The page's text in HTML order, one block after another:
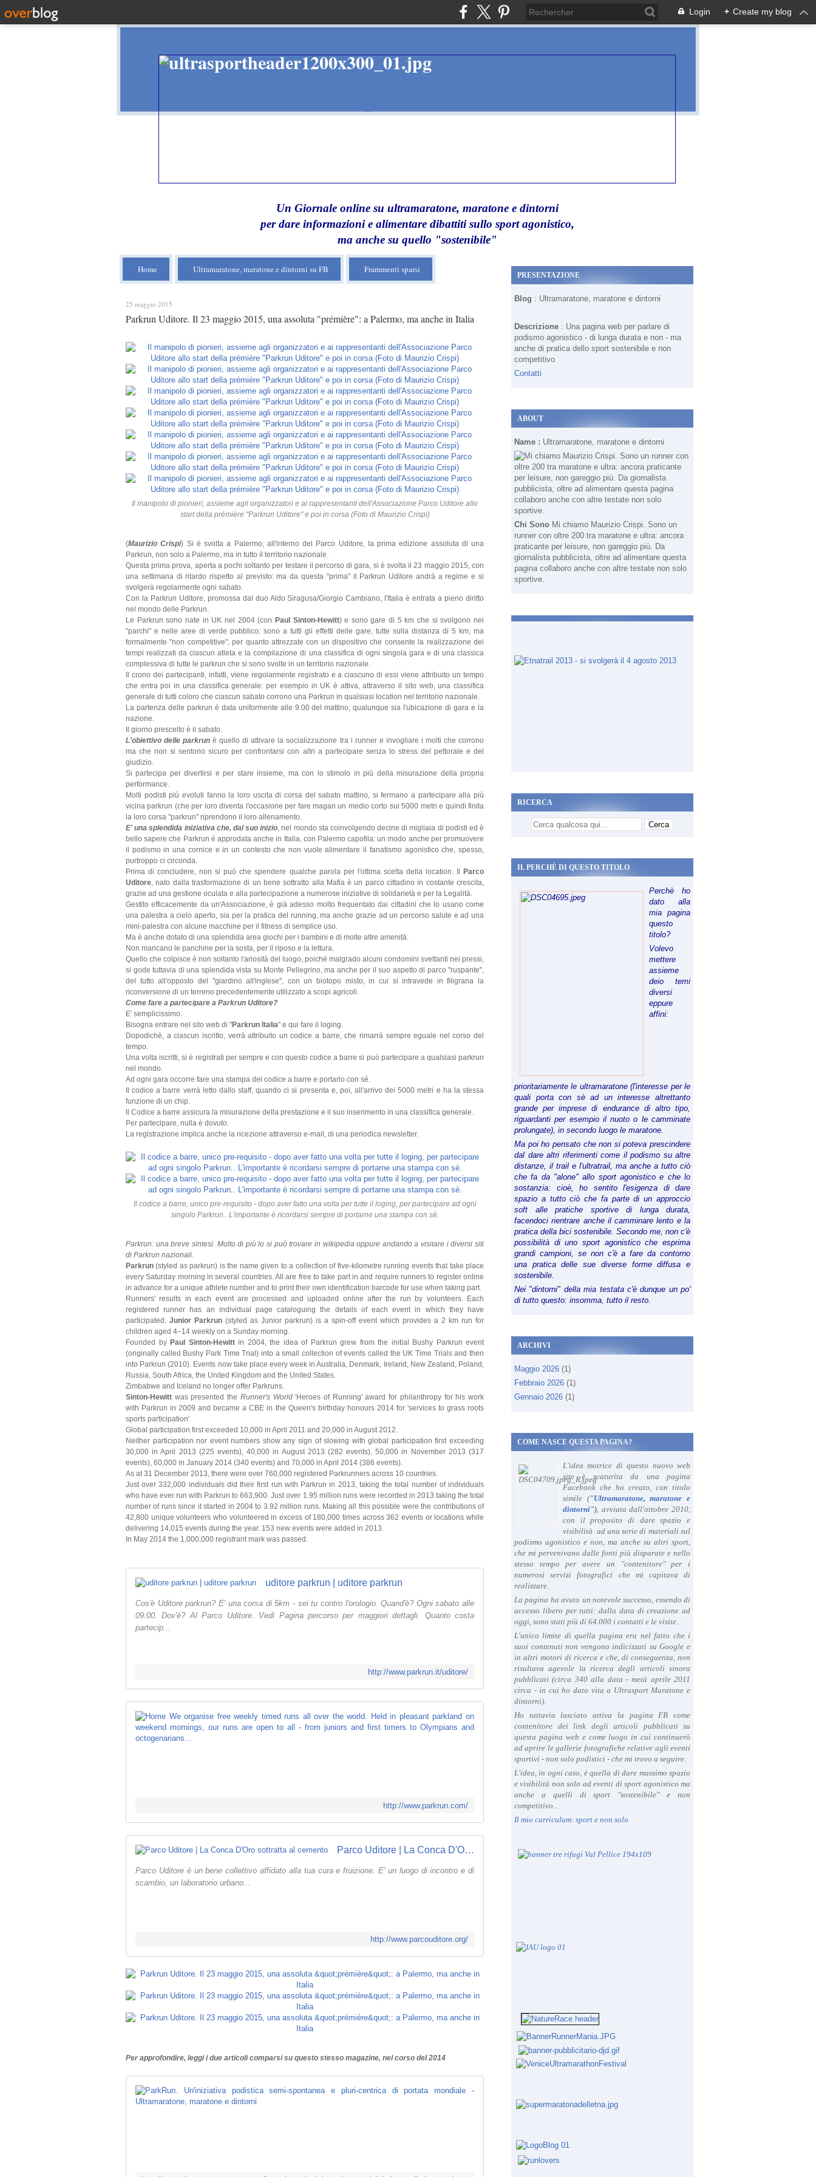
Login + Create my blog
Un Giornale online su ultramaratone, maratone e dintorni
per dare informazioni e alimentare dibattiti sullo sport agonistico,
ma anche su quello "sostenibile"
Home Ultramaratone, maratone e dintorni su FB Frammenti sparsi
25 maggio 2015
Parkrun Uditore. Il 23 maggio 2015, una assoluta "prémière": a Palermo, ma anche in Italia
Il manipolo di pionieri, assieme agli organizzatori e ai rappresentanti dell'Associazione Parco Uditore allo
start della prémière "Parkrun Uditore" e poi in corsa (Foto di Maurizio Crispi)
(Maurizio Crispi) Si è svolta a Palermo, all'interno del Parco Uditore, la prima edizione assoluta di una
Parkrun, non solo a Palermo, ma in tutto il territorio nazionale.
Questa prima prova, aperta a pochi soltanto per testare il percorso di gara, si è svolta il 23 maggio 2015, con
una settimana di ritardo rispetto al previsto: ma da questa "prima" il Parkrun Uditore andrà a regime e si
svolgerà regolarmente ogni sabato.
Con la Parkrun Uditore, promossa dal duo Aldo Siragusa/Giorgio Cambiano, l'Italia è entrata a pieno diritto
nel mondo delle Parkrun.
Le Parkrun sono nate in UK nel 2004 (con Paul Sinton-Hewitt) e sono gare di 5 km che si svolgono nei
"parchi" e nelle aree di verde pubblico: sono a tutti gli effetti delle gare, tutte sulla distanza di 5 km, ma
formalmente "non competitive", per quanto attrezzate con un dispositivo che consente la realizzazione dei
tempi realizzati da ciascun atleta e la compilazione di una classifica di ogni singola gara e di una classica
complessiva di tutte le parkrun che si sono svolte in un territorio nazionale.
Il crono dei partecipanti, infatti, viene regolarmente registrato e a ciascuno di essi viene attribuito un tempo
che entra poi in una classifica generale: per esempio in UK è attiva, attraverso il sito web, una classifica
generale di tutti coloro che ciascun sabato corrono una Parkrun in qualsiasi location nel territorio nazionale.
La partenza delle parkrun è data uniformente alle 9.00 del mattino, qualunque sia l'ubicazione di gara e la
nazione.
Il giorno prescelto è il sabato.
L'obiettivo delle parkrun è quello di attivare la socializzazione tra i runner e invogliare i molti che corrono
ma che non si sentono sicuro per confrontarsi con altri a partecipare senza lo stress del pettorale e del
giudizio.
Si partecipa per divertirsi e per stare insieme, ma con lo stimolo in più della misurazione della propria
performance.
Molti podisti più evoluti fanno la loro uscita di corsa del sabato mattino, si fermano a partecipare alla più
vicina parkrun (che per loro diventa l'occasione per fare magari un medio corto sui 5000 metri e quindi finita
la loro corsa "parkrun" riprendono il loro allenamento.
E' una splendida iniziativa che, dal suo inizio, nel mondo sta coinvolgendo decine di migliaia di podisti ed è
bello sapere che Parkrun è approdata anche in Italia, con Palermo capofila: un modo anche per promuovere
il podismo in una cornice e in un contesto che non vuole alimentare il fanatismo agonistico che, spesso,
purtroppo ci circonda.
Prima di concludere, non si può che spendere qualche parola per l'ottima scelta della location. Il
Parco
Uditore, nato dalla trasformazione di un bene sottratto alla Mafia è un parco cittadino in costante crescita,
grazie ad una gestione oculata e alla partecipazione a numerose iniziative di solidarietà e per la Legalità.
Gestito efficacemente da un'Associazione, è già adesso molto frequentato dai cittadini che lo usano come
una palestra a cielo aperto, sia per la pratica del running, ma anche grazie ad un percorso salute e ad una
mini-palestra con alcune macchine per il fitness di semplice uso.
Ma è anche dotato di una splendida area giochi per i bambini e di molte altre amenità.
Non mancano le panchine per la sosta, per il riposo e la lettura.
Quello che colpisce è non soltanto l'ariosità del luogo, poiché malgrado alcuni condomini svettanti nei pressi,
si gode tuttavia di una splendida vista su Monte Pellegrino, ma anche per il suo aspetto di parco "ruspante",
del tutto all'opposto del "giardino all'inglese", con un biotopo misto, in cui si intravede in filigrana la
riconversione di un terreno precedentemente utilizzato a scopi agricoli.
Come fare a partecipare a Parkrun Uditore?
E' semplicissimo.
Bisogna entrare nel sito web di "Parkrun Italia" e qui fare il loging.
Dopodichè, a ciascun iscritto, verrà attribuito un codice a barre, che rimarrà sempre eguale nel corso del
tempo.
Una volta iscritti, si è registrati per sempre e con questo codice a barre si può partecipare a qualsiasi parkrun
nel mondo.
Ad ogni gara occorre fare una stampa del codice a barre e portarlo con sé.
Il codice a barre verrà letto dallo staff, quando ci si presenta e, poi, all'arrivo dei 5000 metri e ha la stessa
funzione di un chip.
Il Codice a barre assicura la misurazione della prestazione e il suo inserimento in una classifica generale.
Per partecipare, nulla è dovuto.
La registrazione implica anche la ricezione attraverso e-mail, di una periodica newsletter.
Il codice a barre, unico pre-requisito - dopo aver fatto una volta per tutte il loging, per partecipare ad ogni
singolo Parkrun.. L'importante è ricordarsi sempre di portarne una stampa con sè.
Parkrun: una breve sintesi. Molto di più lo si può trovare in wikipedia oppure andando a visitare i diversi siti
di Parkrun nazionali.
Parkrun (styled as parkrun) is the name given to a collection of five-kilometre running events that take place
every Saturday morning in several countries. All are free to take part in and require runners to register online
in advance for a unique athlete number and to print their own identification barcode for use when taking part.
Runners' results in each event are processed and uploaded online after the run by volunteers. Each
registered runner has an individual page cataloguing the details of each event in which they have
participated. Junior Parkrun (styled as Junior parkrun) is a spin-off event which provides a 2 km run for
children aged 4–14 weekly on a Sunday morning.
Founded by Paul Sinton-Hewittin 2004, the idea of Parkrun grew from the initial Bushy Parkrun event
(originally called Bushy Park Time Trial) into a small collection of events called the UK Time Trials and then
into Parkrun (2010). Events now take place every week in Australia, Denmark, Ireland, New Zealand, Poland,
Russia, South Africa, the United Kingdom and the United States.
Zimbabwe and Iceland no longer offer Parkruns.
Sinton-Hewitt was presented the Runner's World'Heroes of Running' award for philanthropy for his work
with Parkrun in 2009 and became a CBE in the Queen's birthday honours 2014 for 'services to grass roots
sports participation'.
Global participation first exceeded 10,000 in April 2011 and 20,000 in August 2012.
Neither participation nor event numbers show any sign of slowing with global participation first exceeding
30,000 in April 2013 (225 events), 40,000 in August 2013 (282 events), 50,000 in November 2013 (317
events), 60,000 in January 2014 (340 events) and 70,000 in April 2014 (386 events).
As at 31 December 2013, there were over 760,000 registered Parkrunners across 10 countries.
Just over 332,000 individuals did their first run with Parkrun in 2013, taking the total number of individuals
who have ever run with Parkrun to 663,900. Just over 1.95 million runs were recorded in 2013 taking the total
number of runs since it started in 2004 to 3.92 million runs. Making all this possible were the contributions of
42,800 unique volunteers who volunteered in excess of 180,000 times across 362 events or locations while
delivering 14,015 events during the year. 153 new events were added in 2013.
In May 2014 the 1,000,000 registrant mark was passed.
uditore parkrun | uditore parkrun
Cos'è Uditore parkrun? E' una corsa di 5km - sei tu contro l'orologio. Quand'è? Ogni sabato alle
09:00. Dov'è? Al Parco Uditore. Vedi Pagina percorso per maggiori dettagli. Quanto costa
partecip...
http://www.parkrun.it/uditore/
Home We organise free weekly timed runs all over the world. Held in
i
n
v
l
http://www.parkrun.com/
Parco Uditore | La Conca D'Oro sottratta al cemento
Parco Uditore è un bene collettivo affidato alla tua cura e fruizione. E' un luogo di incontro e di
scambio, un laboratorio urbano...
http://www.parcouditore.org/
Per approfondire, leggi i due articoli comparsi su questo stesso magazine, nel corso del 2014
PRESENTAZIONE
Blog : Ultramaratone, maratone e dintorni
Descrizione : Una pagina web per parlare di
podismo agonistico - di lunga durata e non - ma
anche di pratica dello sport sostenibile e non
competitivo
Contatti
ABOUT
Name : Ultramaratone, maratone e dintorni
Chi Sono Mi chiamo Maurizio Crispi. Sono un
runner con oltre 200 tra maratone e ultra: ancora
praticante per leisure, non gareggio più. Da
giornalista pubblicista, oltre ad alimentare questa
pagina collaboro anche con altre testate non solo
sportive.
RICERCA
IL PERCHÈ DI QUESTO TITOLO
Perchè ho
dato alla
mia pagina
questo
titolo?
Volevo
mettere
assieme
deio temi
diversi
eppure
affini:
prioritariamente le ultramaratone (l'interesse per le
quali porta con sè ad un interesse altrettanto
grande per imprese di endurance di altro tipo,
riguardanti per esempio il nuoto o le camminate
prolungate), in secondo luogo le maratone.
Ma poi ho pensato che non si poteva prescindere
dal dare altri riferimenti come il podismo su altre
distanze, il trail e l'ultratrail, ma anche a tutto ciò
che fa da "alone" allo sport agonistico e che lo
sostanzia: cioè, ho sentito l'esigenza di dare
spazio a tutto ciò che fa parte di un approccio
soft alle pratiche sportive di lunga durata,
facendoci rientrare anche il camminare lento e la
pratica della bici sostenibile. Secondo me, non c'è
possibilità di uno sport agonistico che esprima
grandi campioni, se non c'è a fare da contorno
una pratica delle sue diverse forme diffusa e
sostenibile.
Nei "dintorni" della mia testata c'è dunque un po'
di tutto questo: insomma, tutto il resto.
ARCHIVI
Maggio 2026 (1)
Febbraio 2026 (1)
Gennaio 2026 (1)
COME NASCE QUESTA PAGINA?
L'idea motrice di questo nuovo web
site è scaturita da una pagina
Facebook che ho creato, con titolo
simile ("Ultramaratone, maratone e
dintorni"), avviata dall'ottobre 2010,
con il proposito di dare spazio e
visibilità ad una serie di materiali sul
podismo agonistico e non, ma anche su altri sport,
che mi pervenivano dalle fonti più disparate e nello
stesso tempo per avere un "contenitore" per i
numerosi servizi fotografici che mi capitava di
realizzare.
La pagina ha avuto un notevole successo, essendo di
accesso libero per tutti: dalla data di creazione ad
oggi, sono stati più di 64.000 i contatti e le visite.
L'unico limite di quella pagina era nel fatto che i
suoi contenuti non vengono indicizzati su Google e
in altri motori di ricerca e che, di conseguenza, non
risultava agevole la ricerca degli articoli sinora
pubblicati (circa 340 alla data - metà aprile 2011
circa - in cui ho dato vita a Ultrasport Maratone e
dintorni).
Ho tuttavia lasciato attiva la pagina FB come
contenitore dei link degli articoli pubblicati su
questa pagina web e come luogo in cui continuerò
ad aprire le gallerie fotografiche relative agli eventi
sportivi - non solo podistici - che mi trovo a seguire.
L'idea, in ogni caso, è quella di dare massimo spazio
e visibilità non solo ad eventi di sport agonistico ma
anche a quelli di sport "sostenibile" e non
competitivo...
Il mio curriculum: sport e non solo